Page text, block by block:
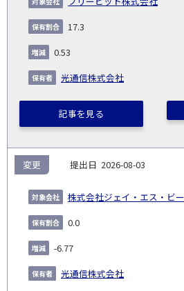
17.3
0.53
光通信株式会社
記事を見る
2026-08-03
株式会社ジェイ・エス・ビー
変更
0.0
-6.77
光通信株式会社